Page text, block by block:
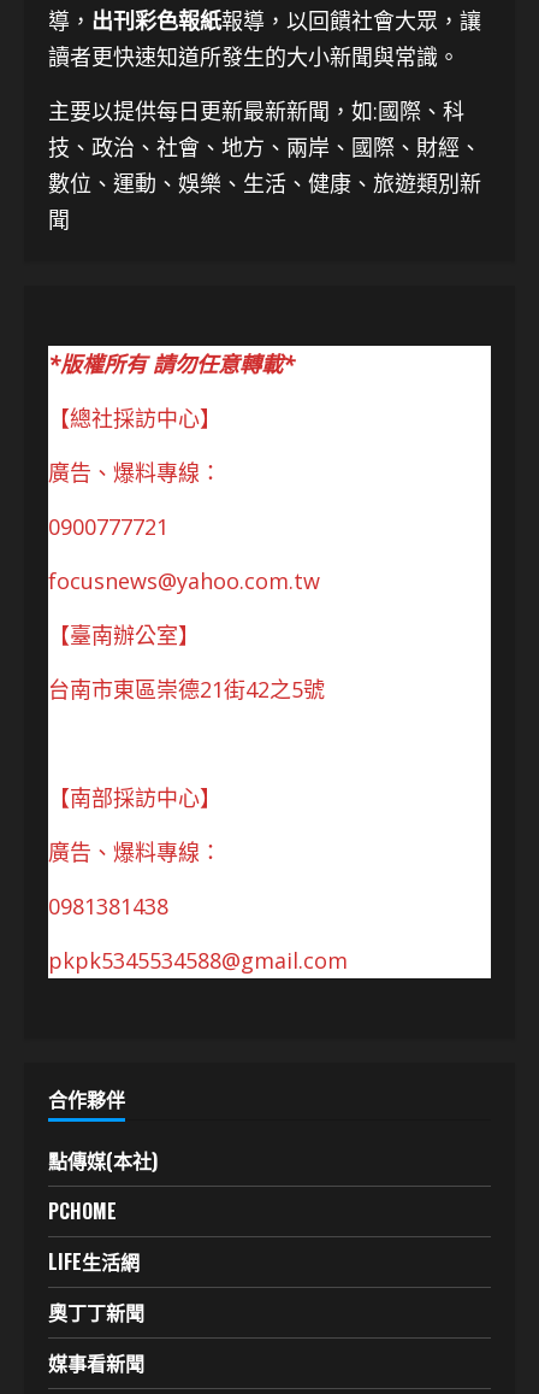
導， 出刊彩色報紙報導，以回饋社會大眾，讓
讀者更快速知道所發生的大小新聞與常識。
主要以提供每日更新最新新聞 ，如:國際、科
技、 政治、社會、地方、兩岸、國際、財經、
數位、運動、娛樂、生活、健康、旅遊類別新
聞
*版權所有 請勿任意轉載*
【總社採訪中心】
廣告、爆料專線：
0900777721
focusnews@yahoo.com.tw
【臺南辦公室】
台南市東區崇德21街42之5號
【南部採訪中心】
廣告、爆料專線：
0981381438
pkpk5345534588@gmail.com
合作夥伴
點傳媒(本社)
PCHOME
LIFE生活網
奧丁丁新聞
媒事看新聞